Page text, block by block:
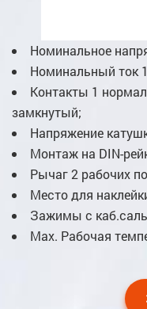
Номинальное
Номинальный ток
Контакты 1
замкнутый;
Напряжение
Монтаж на DIN-
Рычаг 2 рабочих
Место для
Зажимы с
Мах. Рабочая